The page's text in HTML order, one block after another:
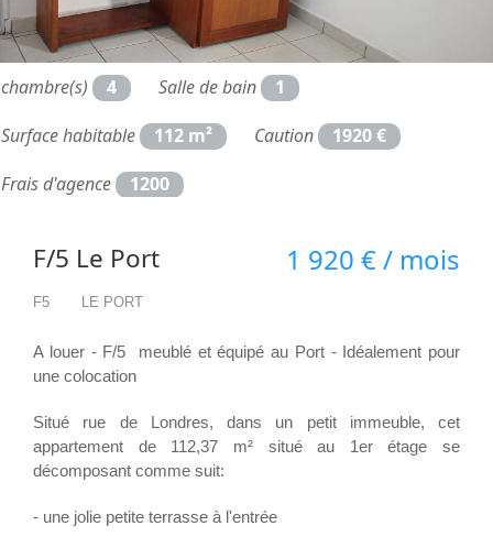
chambre(s) 4 Salle de bain
1
Surface habitable
112 m² Caution
1920 €
Frais d'agence
1200
F/5 Le Port 1 920 € / mois
F5 LE PORT
A louer - F/5 meublé et équipé au Port - Idéalement pour
une colocation
Situé rue de Londres, dans un petit immeuble, cet
appartement de 112,37 m² situé au 1er étage se
décomposant comme suit:
- une jolie petite terrasse à l'entrée